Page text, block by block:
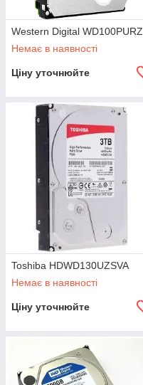
Western Digital WD100PURZ
Немає в наявності
Ціну уточнюйте
Toshiba HDWD130UZSVA
Немає в наявності
Ціну уточнюйте